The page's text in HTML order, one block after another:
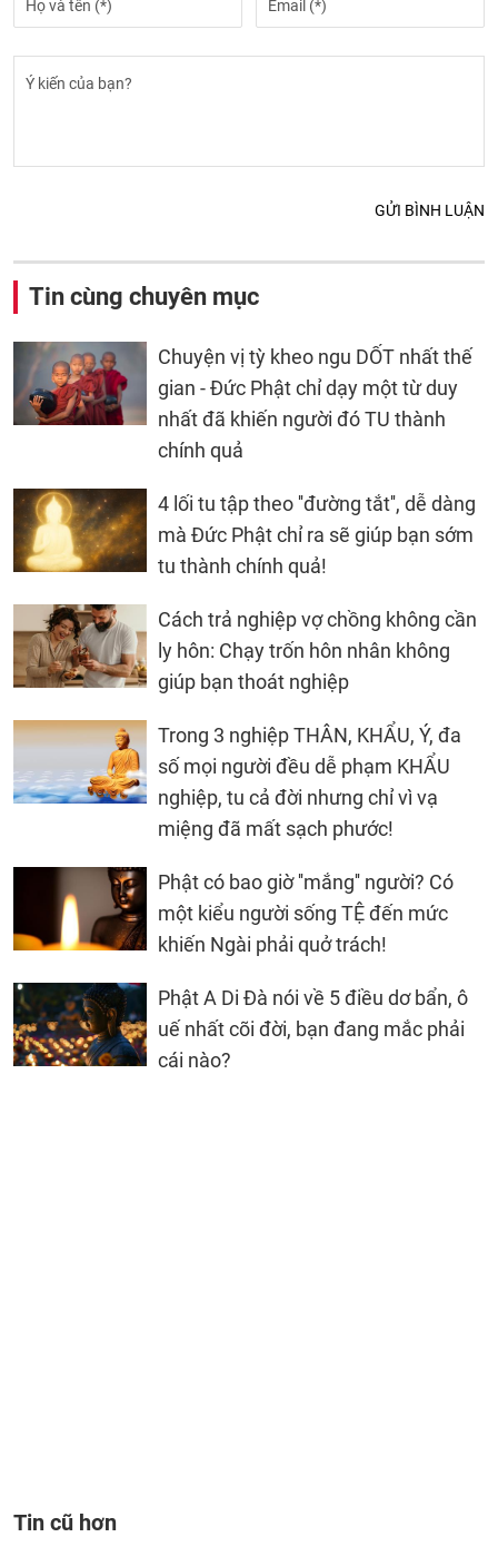
GỬI BÌNH LUẬN
Tin cùng chuyên mục
Chuyện vị tỳ kheo ngu DỐT nhất thế
gian - Đức Phật chỉ dạy một từ duy
nhất đã khiến người đó TU thành
chính quả
4 lối tu tập theo ''đường tắt'', dễ dàng
mà Đức Phật chỉ ra sẽ giúp bạn sớm
tu thành chính quả!
Cách trả nghiệp vợ chồng không cần
ly hôn: Chạy trốn hôn nhân không
giúp bạn thoát nghiệp
Trong 3 nghiệp THÂN, KHẨU, Ý, đa
số mọi người đều dễ phạm KHẨU
nghiệp, tu cả đời nhưng chỉ vì vạ
miệng đã mất sạch phước!
Phật có bao giờ ''mắng'' người? Có
một kiểu người sống TỆ đến mức
khiến Ngài phải quở trách!
Phật A Di Đà nói về 5 điều dơ bẩn, ô
uế nhất cõi đời, bạn đang mắc phải
cái nào?
Tin cũ hơn